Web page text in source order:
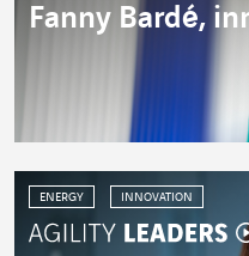
Fanny Bardé,
ENERGY INNOVATION